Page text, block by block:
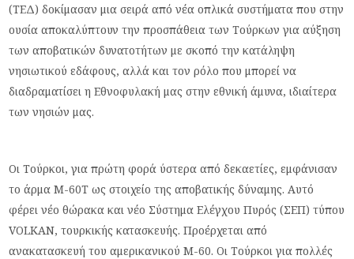
(ΤΕΔ) δοκίμασαν μια σειρά από νέα οπλικά συστήματα που στην
ουσία αποκαλύπτουν την προσπάθεια των Τούρκων για αύξηση
των αποβατικών δυνατοτήτων με σκοπό την κατάληψη
νησιωτικού εδάφους, αλλά και τον ρόλο που μπορεί να
διαδραματίσει η Εθνοφυλακή μας στην εθνική άμυνα, ιδιαίτερα
των νησιών μας.
Οι Τούρκοι, για πρώτη φορά ύστερα από δεκαετίες, εμφάνισαν
το άρμα Μ-60Τ ως στοιχείο της αποβατικής δύναμης. Αυτό
φέρει νέο θώρακα και νέο Σύστημα Ελέγχου Πυρός (ΣΕΠ) τύπου
VOLKAN, τουρκικής κατασκευής. Προέρχεται από
ανακατασκευή του αμερικανικού Μ-60. Οι Τούρκοι για πολλές